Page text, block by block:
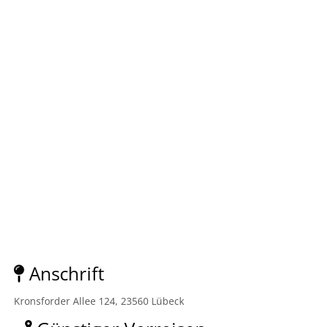
Anschrift
Kronsforder Allee 124, 23560 Lübeck